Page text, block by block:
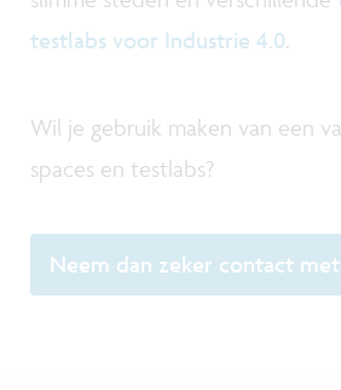
testlabs voor Industrie 4.0.
Wil je gebruik maken van een
spaces en testlabs?
Neem dan zeker contact